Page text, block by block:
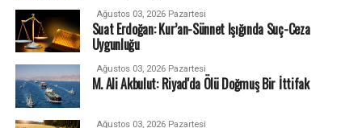
Ağustos 03, 2026 Pazartesi
Suat Erdoğan: Kur’an-Sünnet Işığında Suç-Ceza
Uygunluğu
Ağustos 03, 2026 Pazartesi
M. Ali Akbulut: Riyad'da Ölü Doğmuş Bir İttifak
Ağustos 03, 2026 Pazartesi